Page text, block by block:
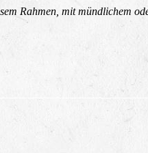
Rahmen, mit mündlichem